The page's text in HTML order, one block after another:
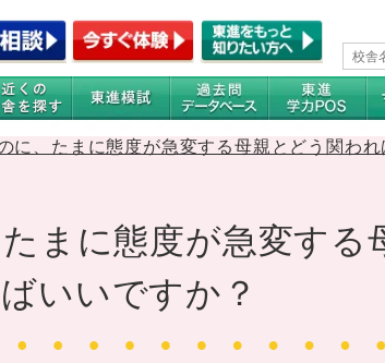
に、たまに態度が急変する母親とどう関われ
まに態度が急変する
ばいいですか？